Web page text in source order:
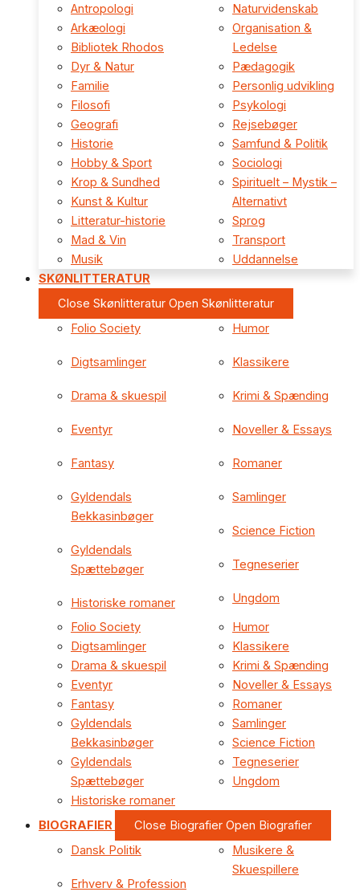
Antropologi
Arkæologi
Bibliotek Rhodos
Dyr & Natur
Familie
Filosofi
Geografi
Historie
Hobby & Sport
Krop & Sundhed
Kunst & Kultur
Litteratur-historie
Mad & Vin
Musik
Naturvidenskab
Organisation &
Ledelse
Pædagogik
Personlig udvikling
Psykologi
Rejsebøger
Samfund & Politik
Sociologi
Spirituelt – Mystik –
Alternativt
Sprog
Transport
Uddannelse
SKØNLITTERATUR
Close Skønlitteratur Open Skønlitteratur
Folio Society
Digtsamlinger
Drama & skuespil
Eventyr
Fantasy
Gyldendals
Bekkasinbøger
Gyldendals
Spættebøger
Historiske romaner
Humor
Klassikere
Krimi & Spænding
Noveller & Essays
Romaner
Samlinger
Science Fiction
Tegneserier
Ungdom
Folio Society
Digtsamlinger
Drama & skuespil
Eventyr
Fantasy
Gyldendals
Bekkasinbøger
Gyldendals
Spættebøger
Historiske romaner
Humor
Klassikere
Krimi & Spænding
Noveller & Essays
Romaner
Samlinger
Science Fiction
Tegneserier
Ungdom
BIOGRAFIER Close Biografier Open Biografier
Dansk Politik
Erhverv & Profession
Musikere &
Skuespillere